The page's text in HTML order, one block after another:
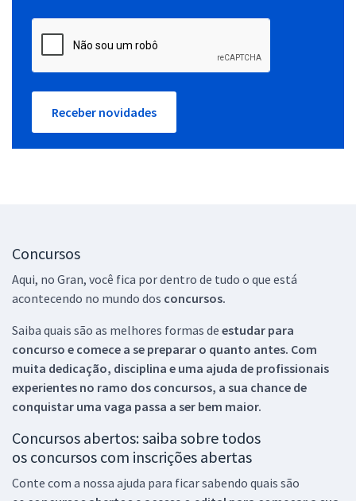
Receber novidades
Concursos
Aqui, no Gran, você fica por dentro de tudo o que está
acontecendo no mundo dos concursos.
Saiba quais são as melhores formas de estudar para
concurso e comece a se preparar o quanto antes. Com
muita dedicação, disciplina e uma ajuda de profissionais
experientes no ramo dos concursos, a sua chance de
conquistar uma vaga passa a ser bem maior.
Concursos abertos: saiba sobre todos
os concursos com inscrições abertas
Conte com a nossa ajuda para ficar sabendo quais são